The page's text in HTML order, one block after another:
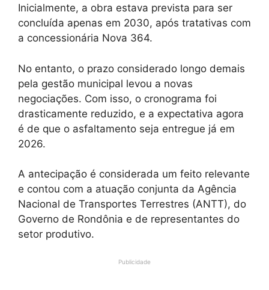
Inicialmente, a obra estava prevista para ser
concluída apenas em 2030, após tratativas com
a concessionária Nova 364.
No entanto, o prazo considerado longo demais
pela gestão municipal levou a novas
negociações. Com isso, o cronograma foi
drasticamente reduzido, e a expectativa agora
é de que o asfaltamento seja entregue já em
2026.
A antecipação é considerada um feito relevante
e contou com a atuação conjunta da Agência
Nacional de Transportes Terrestres (ANTT), do
Governo de Rondônia e de representantes do
setor produtivo.
Publicidade